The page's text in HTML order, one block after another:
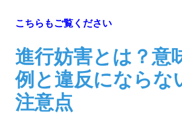
こちらもご覧ください
進行妨害とは？意
例と違反にならな
注意点